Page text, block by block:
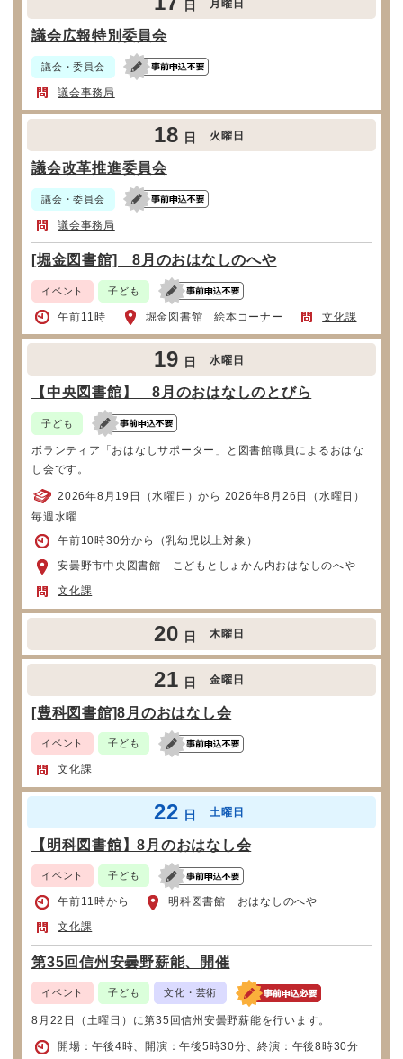
日 月曜日
議会広報特別委員会
議会・委員会
議会事務局
18 日 火曜日
議会改革推進委員会
議会・委員会
議会事務局
[堀金図書館] 8月のおはなしのへや
イベント 子ども
午前11時 堀金図書館 絵本コーナー 文化課
19 日 水曜日
【中央図書館】 8月のおはなしのとびら
子ども
ボランティア「おはなしサポーター」と図書館職員によるおはな
し会です。
2026年8月19日（水曜日）から 2026年8月26日（水曜日）
毎週水曜
午前10時30分から（乳幼児以上対象）
安曇野市中央図書館 こどもとしょかん内おはなしのへや
文化課
20 日 木曜日
21 日 金曜日
[豊科図書館]8月のおはなし会
イベント 子ども
文化課
22 日 土曜日
【明科図書館】8月のおはなし会
イベント 子ども
午前11時から
明科図書館 おはなしのへや
文化課
第35回信州安曇野薪能、開催
イベント 子ども 文化・芸術
8月22日（土曜日）に第35回信州安曇野薪能を行います。
開場：午後4時、開演：午後5時30分、終演：午後8時30分